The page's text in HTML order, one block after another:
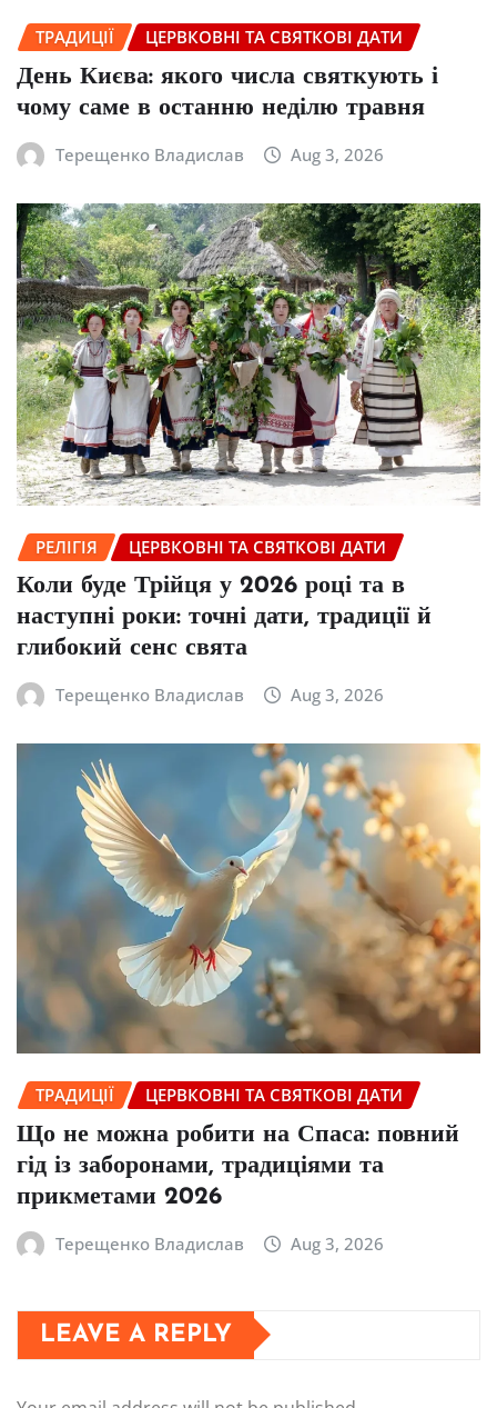
ТРАДИЦІЇ ЦЕРВКОВНІ ТА СВЯТКОВІ ДАТИ
День Києва: якого числа святкують і
чому саме в останню неділю травня
Терещенко Владислав Aug 3, 2026
РЕЛІГІЯ ЦЕРВКОВНІ ТА СВЯТКОВІ ДАТИ
Коли буде Трійця у 2026 році та в
наступні роки: точні дати, традиції й
глибокий сенс свята
Терещенко Владислав Aug 3, 2026
ТРАДИЦІЇ ЦЕРВКОВНІ ТА СВЯТКОВІ ДАТИ
Що не можна робити на Спаса: повний
гід із заборонами, традиціями та
прикметами 2026
Терещенко Владислав Aug 3, 2026
LEAVE A REPLY